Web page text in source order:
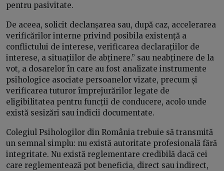
pentru pasivitate.
De aceea, solicit declanșarea sau, după caz, accelerarea
verificărilor interne privind posibila existență a
conflictului de interese, verificarea declarațiilor de
interese, a situațiilor de abținere.” sau neabținere de la
vot, a dosarelor în care au fost analizate instrumente
psihologice asociate persoanelor vizate, precum și
verificarea tuturor împrejurărilor legate de
eligibilitatea pentru funcții de conducere, acolo unde
există sesizări sau indicii documentate.
Colegiul Psihologilor din România trebuie să transmită
un semnal simplu: nu există autoritate profesională fără
integritate. Nu există reglementare credibilă dacă cei
care reglementează pot beneficia, direct sau indirect,